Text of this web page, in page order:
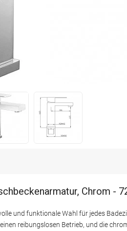
Chrom -
und funktionale Wahl für jedes
reibungslosen Betrieb, und die